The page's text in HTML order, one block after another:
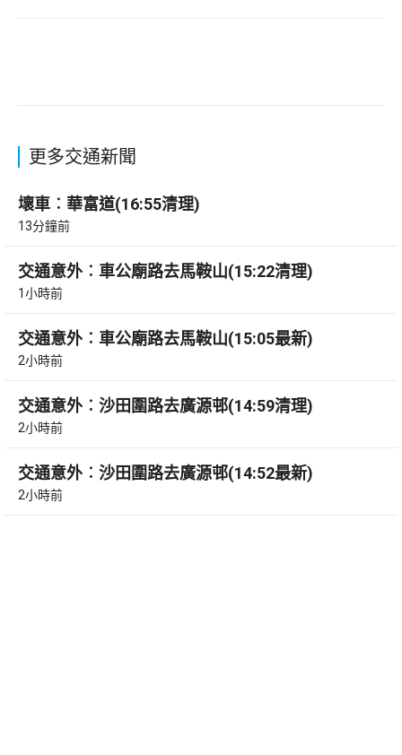
更多交通新聞
壞車︰華富道(16:55清理)
13分鐘前
交通意外︰車公廟路去馬鞍山(15:22清理)
1小時前
交通意外︰車公廟路去馬鞍山(15:05最新)
2小時前
交通意外︰沙田圍路去廣源邨(14:59清理)
2小時前
交通意外︰沙田圍路去廣源邨(14:52最新)
2小時前